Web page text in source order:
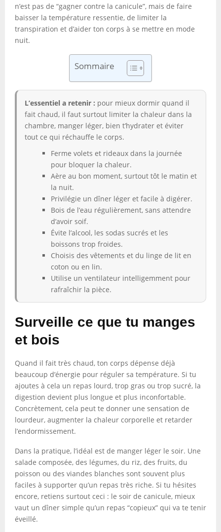
n’est pas de “gagner contre la canicule”, mais de faire
baisser la température ressentie, de limiter la
transpiration et d’aider ton corps à se mettre en mode
nuit.
Sommaire
L’essentiel a retenir : pour mieux dormir quand il
fait chaud, il faut surtout limiter la chaleur dans la
chambre, manger léger, bien t’hydrater et éviter
tout ce qui réchauffe le corps.
Ferme volets et rideaux dans la journée
pour bloquer la chaleur.
Aère au bon moment, surtout tôt le matin et
la nuit.
Privilégie un dîner léger et facile à digérer.
Bois de l’eau régulièrement, sans attendre
d’avoir soif.
Évite l’alcool, les sodas sucrés et les
boissons trop froides.
Choisis des vêtements et du linge de lit en
coton ou en lin.
Utilise un ventilateur intelligemment pour
rafraîchir la pièce.
Surveille ce que tu manges
et bois
Quand il fait très chaud, ton corps dépense déjà
beaucoup d’énergie pour réguler sa température. Si tu
ajoutes à cela un repas lourd, trop gras ou trop sucré, la
digestion devient plus longue et plus inconfortable.
Concrètement, cela peut te donner une sensation de
lourdeur, augmenter la chaleur corporelle et retarder
l’endormissement.
Dans la pratique, l’idéal est de manger léger le soir. Une
salade composée, des légumes, du riz, des fruits, du
poisson ou des viandes blanches sont souvent plus
faciles à supporter qu’un repas très riche. Si tu hésites
encore, retiens surtout ceci : le soir de canicule, mieux
vaut un dîner simple qu’un repas “copieux” qui va te tenir
éveillé.